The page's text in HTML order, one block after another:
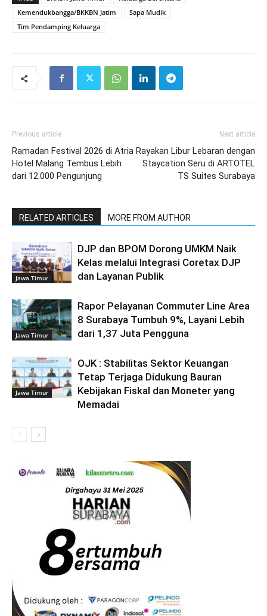
Kemendukbangga/BKKBN Jatim
Sapa Mudik
Tim Pendamping Keluarga
Previous article
Ramadan Festival 2026 di Atria
Hotel Malang Tembus Lebih
dari 12.000 Pengunjung
Next article
Rayakan Libur Lebaran dengan
Staycation Seru di ARTOTEL
TS Suites Surabaya
RELATED ARTICLES MORE FROM AUTHOR
Jawa Timur
DJP dan BPOM Dorong UMKM Naik
Kelas melalui Integrasi Coretax DJP
dan Layanan Publik
Jawa Timur
Rapor Pelayanan Commuter Line Area
8 Surabaya Tumbuh 9%, Layani Lebih
dari 1,37 Juta Pengguna
Jawa Timur
OJK : Stabilitas Sektor Keuangan
Tetap Terjaga Didukung Bauran
Kebijakan Fiskal dan Moneter yang
Memadai